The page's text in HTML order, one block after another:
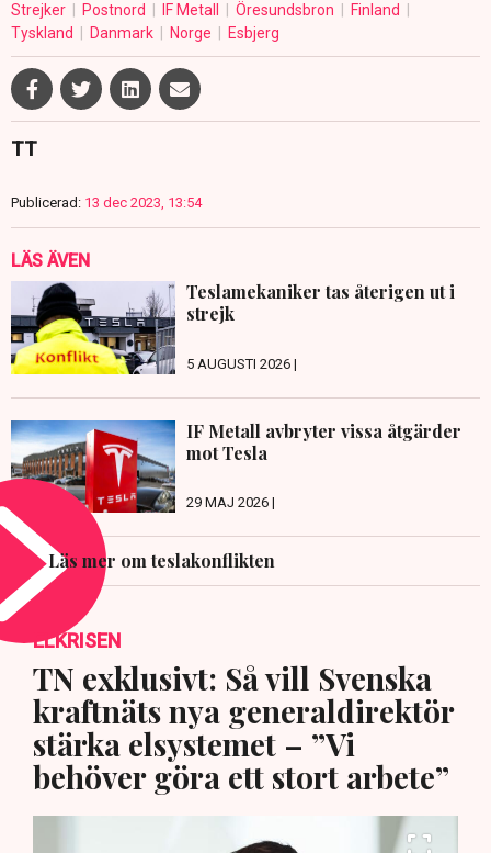
Strejker
Postnord IF Metall Öresundsbron
Finland
Tyskland
Danmark Norge Esbjerg
TT
Publicerad: 13 dec 2023, 13:54
LÄS ÄVEN
Teslamekaniker tas återigen ut i
strejk
5 AUGUSTI 2026 |
IF Metall avbryter vissa åtgärder
mot Tesla
29 MAJ 2026 |
Läs mer om teslakonflikten
ELKRISEN
TN exklusivt: Så vill Svenska
kraftnäts nya generaldirektör
stärka elsystemet – ”Vi
behöver göra ett stort arbete”